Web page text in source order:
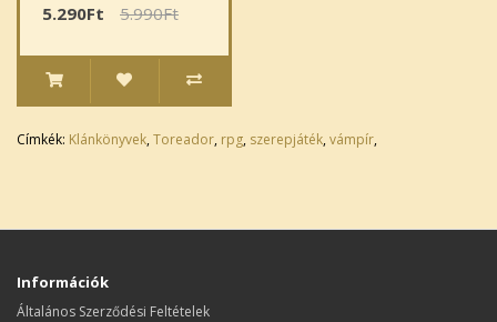
5.290Ft 5.990Ft
Címkék: Klánkönyvek,Toreador, rpg, szerepjáték,vámpír,
Információk
Általános Szerződési Feltételek